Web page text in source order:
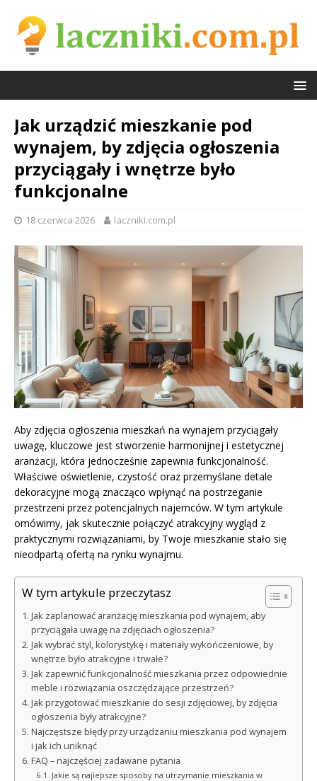
Jak urządzić mieszkanie pod
wynajem, by zdjęcia ogłoszenia
przyciągały i wnętrze było
funkcjonalne
18 czerwca 2026 laczniki.com.pl
Aby zdjęcia ogłoszenia mieszkań na wynajem przyciągały
uwagę, kluczowe jest stworzenie harmonijnej i estetycznej
aranżacji, która jednocześnie zapewnia funkcjonalność.
Właściwe oświetlenie, czystość oraz przemyślane detale
dekoracyjne mogą znacząco wpłynąć na postrzeganie
przestrzeni przez potencjalnych najemców. W tym artykule
omówimy, jak skutecznie połączyć atrakcyjny wygląd z
praktycznymi rozwiązaniami, by Twoje mieszkanie stało się
nieodpartą ofertą na rynku wynajmu.
W tym artykule przeczytasz
Jak zaplanować aranżację mieszkania pod wynajem, aby
przyciągała uwagę na zdjęciach ogłoszenia?
Jak wybrać styl, kolorystykę i materiały wykończeniowe, by
wnętrze było atrakcyjne i trwałe?
Jak zapewnić funkcjonalność mieszkania przez odpowiednie
meble i rozwiązania oszczędzające przestrzeń?
Jak przygotować mieszkanie do sesji zdjęciowej, by zdjęcia
ogłoszenia były atrakcyjne?
Najczęstsze błędy przy urządzaniu mieszkania pod wynajem
i jak ich uniknąć
FAQ – najczęściej zadawane pytania
Jakie są najlepsze sposoby na utrzymanie mieszkania w